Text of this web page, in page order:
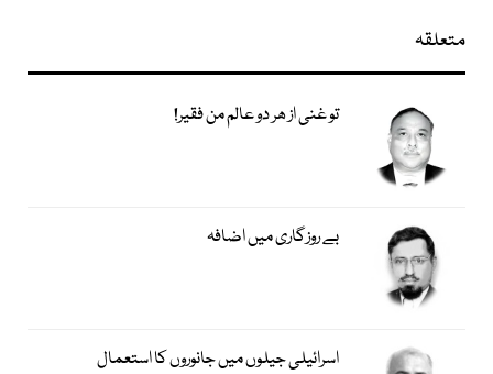
متعلقہ
تو غنی از ھر دو عالم من فقیر!
بے روزگاری میں اضافہ
اسرائیلی جیلوں میں جانوروں کا استعمال